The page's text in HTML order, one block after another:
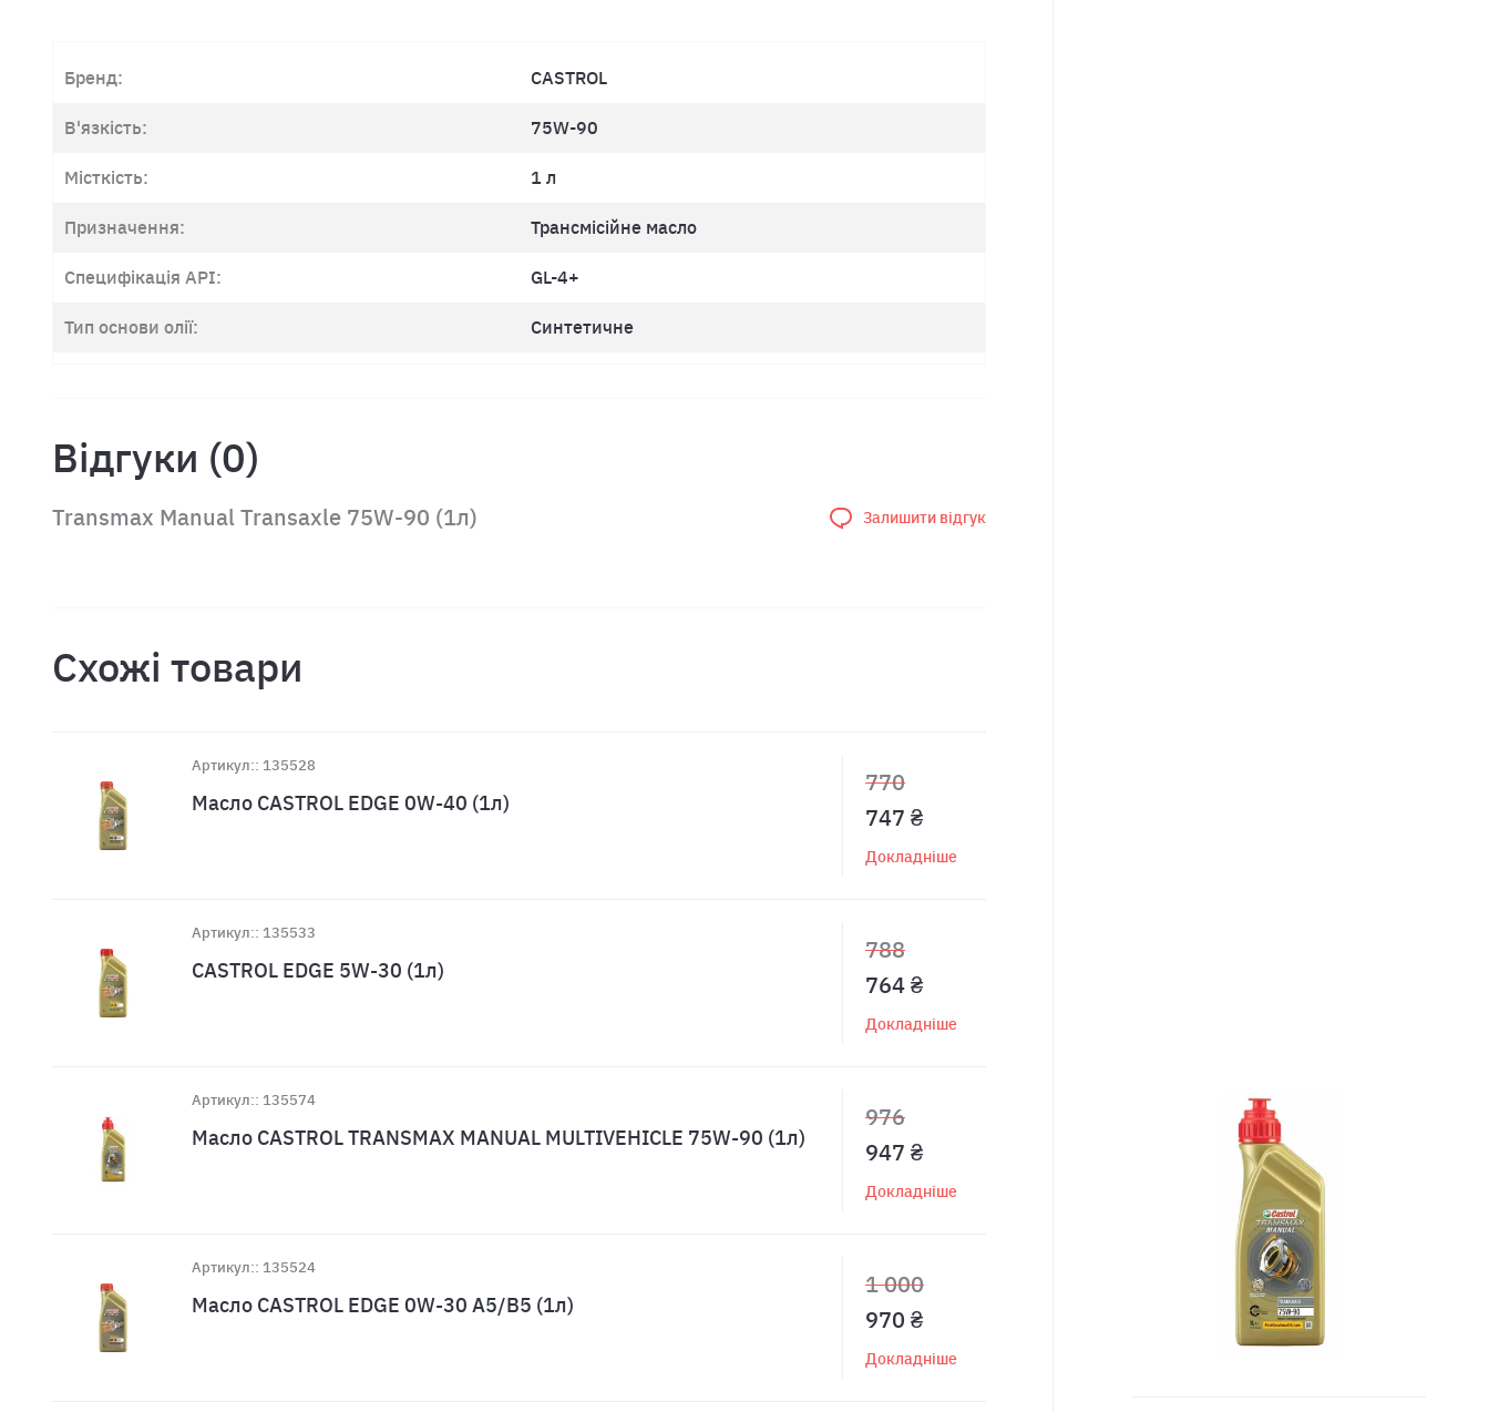
Бренд: CASTROL
В'язкість: 75W-90
Місткість: 1 л
Призначення: Трансмісійне масло
Специфікація API: GL-4+
Тип основи олії: Синтетичне
Відгуки (0)
Transmax Manual Transaxle 75W-90 (1л) Залишити відгук
Схожі товари
Артикул:: 135528
Масло CASTROL EDGE 0W-40 (1л)
770
747 ₴
Докладніше
Артикул:: 135533
CASTROL EDGE 5W-30 (1л)
788
764 ₴
Докладніше
Артикул:: 135574
Масло CASTROL TRANSMAX MANUAL MULTIVEHICLE 75W-90 (1л)
976
947 ₴
Докладніше
Артикул:: 135524
Масло CASTROL EDGE 0W-30 A5/B5 (1л)
1 000
970 ₴
Докладніше